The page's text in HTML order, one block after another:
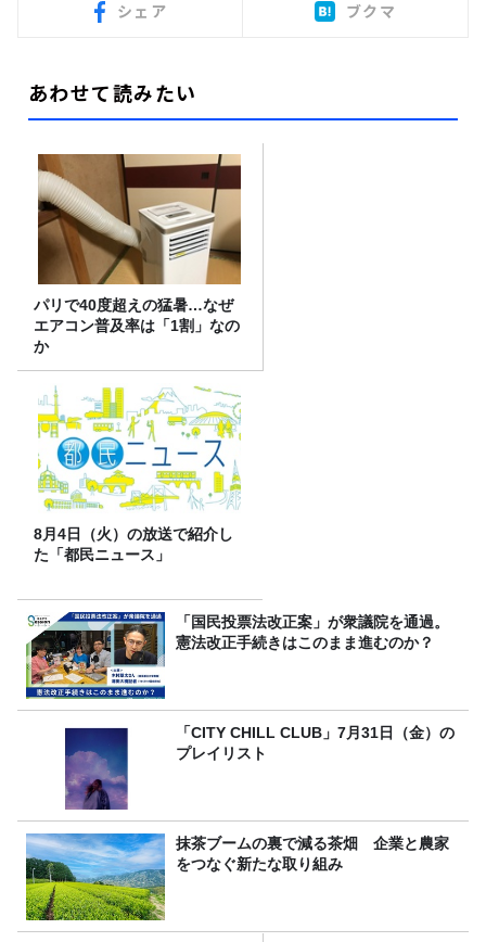
シェア ブクマ
あわせて読みたい
パリで40度超えの猛暑…なぜ
エアコン普及率は「1割」なの
か
8月4日（火）の放送で紹介し
た「都民ニュース」
「国民投票法改正案」が衆議院を通過。
憲法改正手続きはこのまま進むのか？
「CITY CHILL CLUB」7月31日（金）の
プレイリスト
抹茶ブームの裏で減る茶畑 企業と農家
をつなぐ新たな取り組み